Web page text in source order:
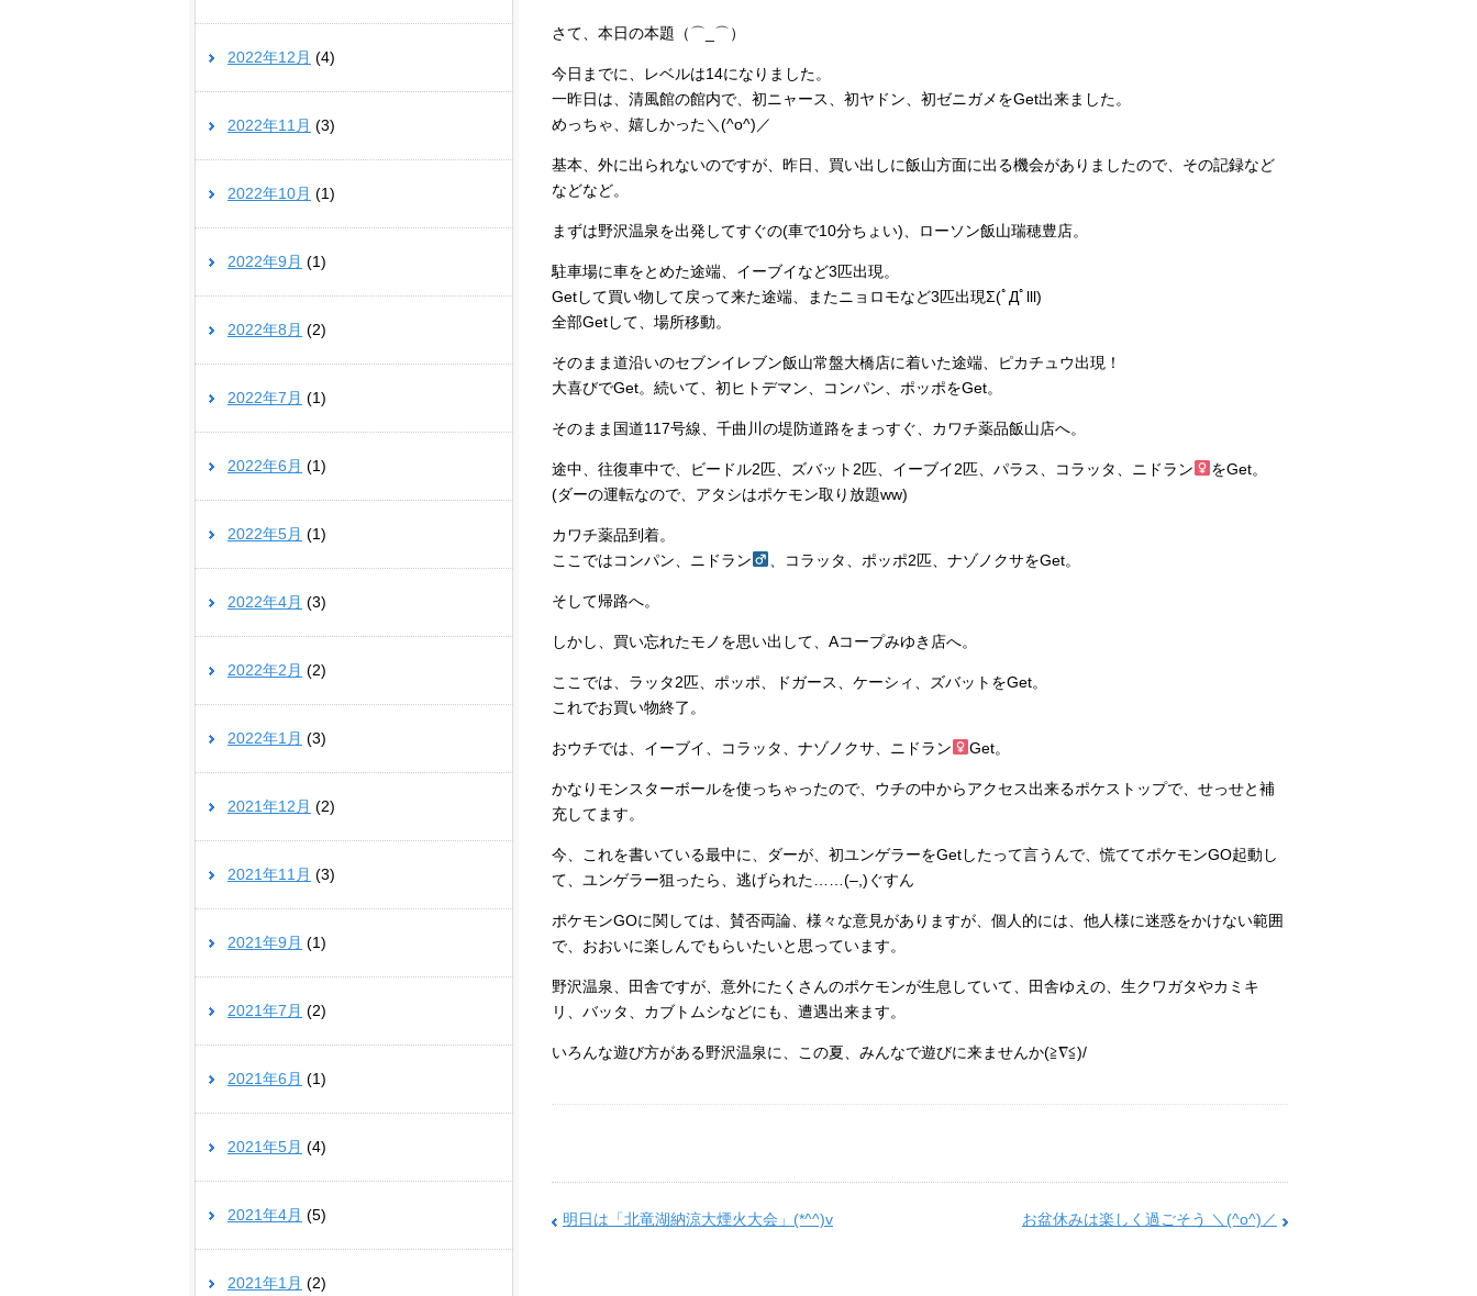
さて、本日の本題（⌒_⌒）
今日までに、レベルは14になりました。
一昨日は、清風館の館内で、初ニャース、初ヤドン、初ゼニガメをGet出来ました。
めっちゃ、嬉しかった＼(^o^)／
基本、外に出られないのですが、昨日、買い出しに飯山方面に出る機会がありましたので、その記録など
などなど。
まずは野沢温泉を出発してすぐの(車で10分ちょい)、ローソン飯山瑞穂豊店。
駐車場に車をとめた途端、イーブイなど3匹出現。
Getして買い物して戻って来た途端、またニョロモなど3匹出現Σ(ﾟДﾟlll)
全部Getして、場所移動。
そのまま道沿いのセブンイレブン飯山常盤大橋店に着いた途端、ピカチュウ出現！
大喜びでGet。続いて、初ヒトデマン、コンパン、ポッポをGet。
そのまま国道117号線、千曲川の堤防道路をまっすぐ、カワチ薬品飯山店へ。
途中、往復車中で、ビードル2匹、ズバット2匹、イーブイ2匹、パラス、コラッタ、ニドラン
をGet。
(ダーの運転なので、アタシはポケモン取り放題ww)
カワチ薬品到着。
ここではコンパン、ニドラン
、コラッタ、ポッポ2匹、ナゾノクサをGet。
そして帰路へ。
しかし、買い忘れたモノを思い出して、Aコープみゆき店へ。
ここでは、ラッタ2匹、ポッポ、ドガース、ケーシィ、ズバットをGet。
これでお買い物終了。
おウチでは、イーブイ、コラッタ、ナゾノクサ、ニドラン Get。
かなりモンスターボールを使っちゃったので、ウチの中からアクセス出来るポケストップで、せっせと補
充してます。
今、これを書いている最中に、ダーが、初ユンゲラーをGetしたって言うんで、慌ててポケモンGO起動し
て、ユンゲラー狙ったら、逃げられた……(–,)ぐすん
ポケモンGOに関しては、賛否両論、様々な意見がありますが、個人的には、他人様に迷惑をかけない範囲
で、おおいに楽しんでもらいたいと思っています。
野沢温泉、田舎ですが、意外にたくさんのポケモンが生息していて、田舎ゆえの、生クワガタやカミキ
リ、バッタ、カブトムシなどにも、遭遇出来ます。
いろんな遊び方がある野沢温泉に、この夏、みんなで遊びに来ませんか(≧∇≦)/
明日は「北竜湖納涼大煙火大会」(*^^)v お盆休みは楽しく過ごそう ＼(^o^)／
2022年12月 (4)
2022年11月 (3)
2022年10月 (1)
2022年9月 (1)
2022年8月 (2)
2022年7月 (1)
2022年6月 (1)
2022年5月 (1)
2022年4月 (3)
2022年2月 (2)
2022年1月 (3)
2021年12月 (2)
2021年11月 (3)
2021年9月 (1)
2021年7月 (2)
2021年6月 (1)
2021年5月 (4)
2021年4月 (5)
2021年1月 (2)